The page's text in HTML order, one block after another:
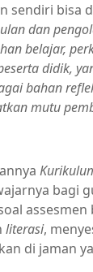
sendiri bisa
dan
belajar,
didik,
bahan
mutu
bagi
literasi,
di jaman